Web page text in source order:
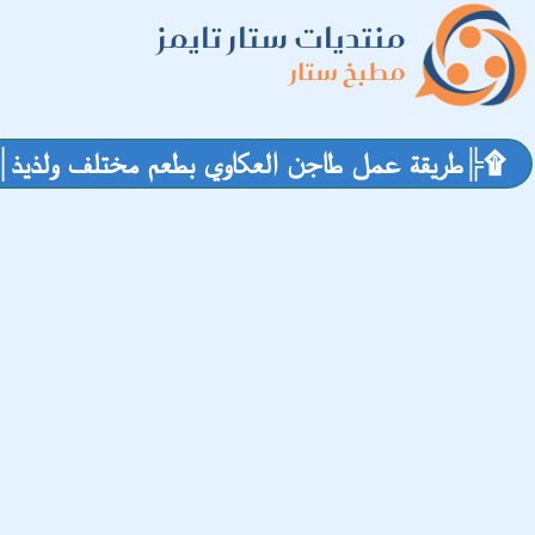
منتديات ستار تايمز
مطبخ ستار
۩╠طريقة عمل طاجن العكاوي بطعم مختلف